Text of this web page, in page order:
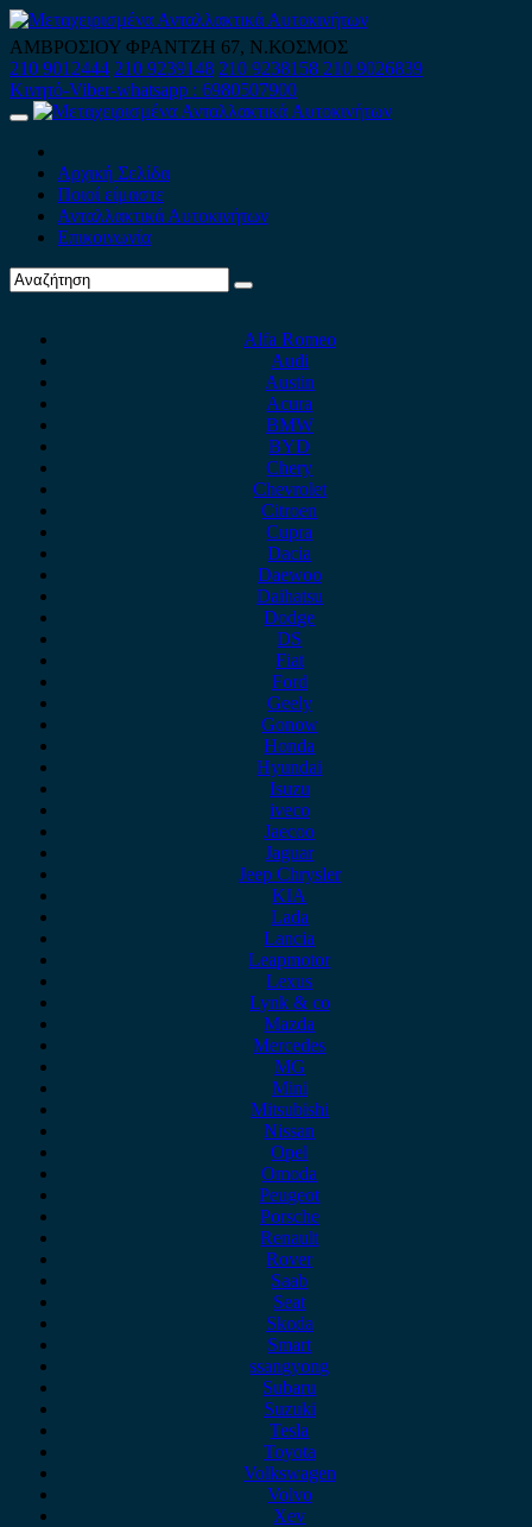
Skip
to
content
ΑΜΒΡΟΣΙΟΥ ΦΡΑΝΤΖΗ 67, Ν.ΚΟΣΜΟΣ
210 9012444 210 9239148 210 9238158 210 9026839
Κινητό-Viber-whatsapp : 6980507900
Primary
Αρχική Σελίδα
Ποιοί είμαστε
Ανταλλακτικά Αυτοκινήτων
Επικοινωνία
Alfa Romeo
Audi
Austin
Acura
BMW
BYD
Chery
Chevrolet
Citroen
Cupra
Dacia
Daewoo
Daihatsu
Dodge
DS
Fiat
Ford
Geely
Gonow
Honda
Hyundai
Isuzu
iveco
Jaecoo
Jaguar
Jeep Chrysler
KIA
Lada
Lancia
Leapmotor
Lexus
Lynk & co
Mazda
Mercedes
MG
Mini
Mitsubishi
Nissan
Opel
Omoda
Peugeot
Porsche
Renault
Rover
Saab
Seat
Skoda
Smart
ssangyong
Subaru
Suzuki
Tesla
Toyota
Volkswagen
Volvo
Xev